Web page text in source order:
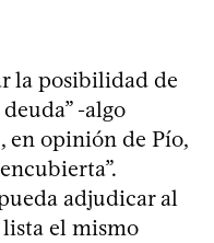
la posibilidad de
-algo
en opinión de Pío,
adjudicar al
el mismo